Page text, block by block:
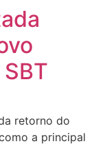
retorno do
a principal